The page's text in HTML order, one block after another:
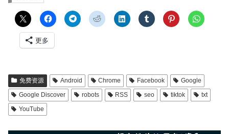
更多
免费资源 Android Chrome Facebook
Google
Google Discover
robots RSS seo tiktok
txt
YouTube